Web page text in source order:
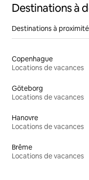
Destinations à
Destinations à proximité
Copenhague
Locations de vacances
Göteborg
Locations de vacances
Hanovre
Locations de vacances
Brême
Locations de vacances